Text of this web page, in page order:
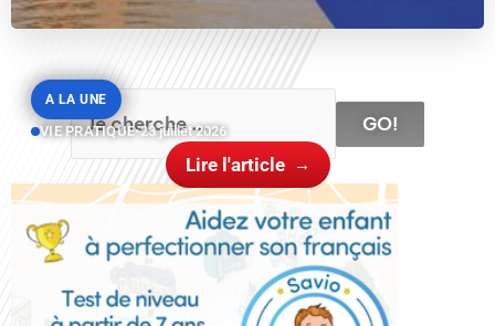
A LA UNE
VIE PRATIQUE•23 juillet 2026
Lire l'article
GO!